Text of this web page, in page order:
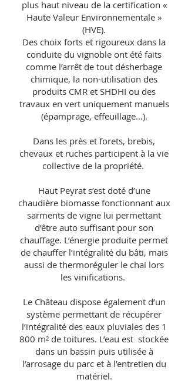
plus haut niveau de la certification «
Haute Valeur Environnementale »
(HVE).
Des choix forts et rigoureux dans la
conduite du vignoble ont été faits
comme l’arrêt de tout désherbage
chimique, la non-utilisation des
produits CMR et SHDHI ou des
travaux en vert uniquement manuels
(épamprage, effeuillage…).
Dans les près et forets, brebis,
chevaux et ruches participent à la vie
collective de la propriété.
Haut Peyrat s’est doté d’une
chaudière biomasse fonctionnant aux
sarments de vigne lui permettant
d’être auto suffisant pour son
chauffage. L’énergie produite permet
de chauffer l’intégralité du bâti, mais
aussi de thermoréguler le chai lors
les vinifications.
Le Château dispose également d’un
système permettant de récupérer
l’intégralité des eaux pluviales des 1
800 m² de toitures. L’eau est stockée
dans un bassin puis utilisée à
l’arrosage du parc et à l’entretien du
matériel.